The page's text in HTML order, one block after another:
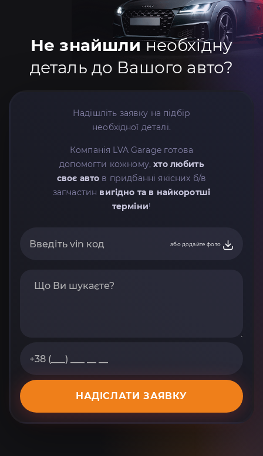
Не знайшлинеобхідну
деталь до Вашого авто?
Надішліть заявку на підбір
необхідної деталі.
Компанія LVA Garage готова
допомогти кожному,хто любить
своє авто в придбанні якісних б/в
запчастин вигідно та в найкоротші
терміни!
або додайте фото
НАДІСЛАТИ ЗАЯВКУ